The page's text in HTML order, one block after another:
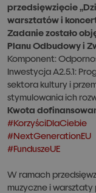
przedsięwzięcie
warsztatów i
Zadanie zostało
Planu Odbudowy i
Komponent:
Inwestycja A2.5.1:
sektora kultury i
stymulowania ich
Kwota
#KorzyściDlaCiebie
#NextGenerationEU
#FunduszeUE
W ramach
muzyczne i warsztaty